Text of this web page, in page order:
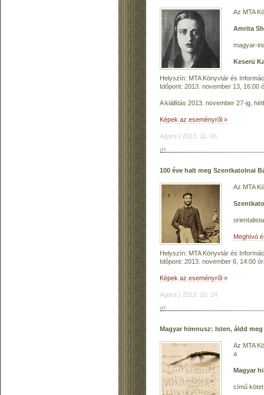
Az MTA
Amrita
magyar-
Keserü
Helyszín: MTA Könyvtár és
Időpont: 2013. november 13, 16:00
A kiállítás 2013. november 27-ig,
Képek az eseményről »
Agora | 2013. 11. 06.
100 éve halt meg Szentkatolnai
Az MTA
Meghívó
Helyszín: MTA Könyvtár és
Időpont: 2013. november 6, 14:00
Képek az eseményről »
Agora | 2013. 10. 24.
Magyar himnusz: Isten, áldd
Az MTA
a
Magyar
című